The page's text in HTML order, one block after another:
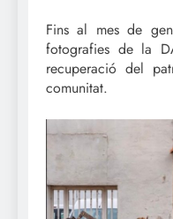
Fins al mes de
fotografies de la
recuperació del
comunitat.